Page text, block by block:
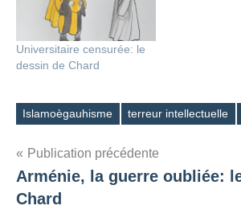
Universitaire censurée: le
dessin de Chard
Étiquettes
Islamoègauhisme terreur intellectuelle
Navigation
de
Publication précédente
Arménie, la guerre oubliée:
Chard